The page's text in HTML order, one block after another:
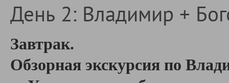
День 2: Владимир +
Завтрак.
Обзорная экскурсия по